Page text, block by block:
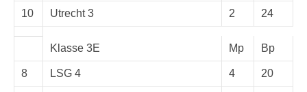
10 Utrecht 3 2 24
Klasse 3E Mp Bp
8 LSG 4 4 20